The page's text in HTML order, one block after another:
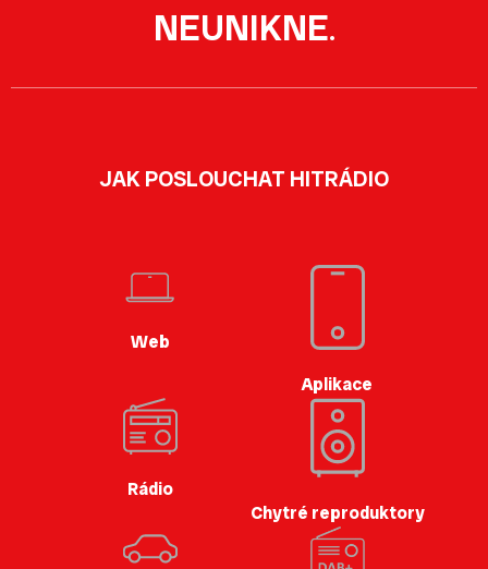
NEUNIKNE.
JAK POSLOUCHAT HITRÁDIO
Web
Aplikace
Rádio
Chytré reproduktory